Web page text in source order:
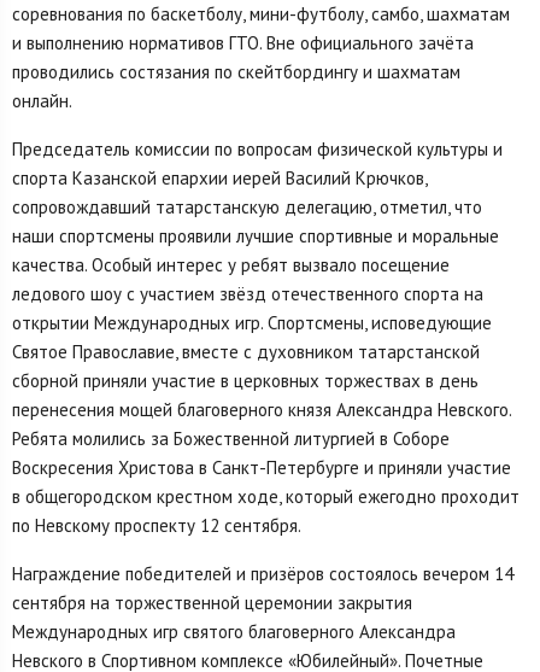
соревнования по баскетболу, мини-футболу, самбо, шахматам
и выполнению нормативов ГТО. Вне официального зачёта
проводились состязания по скейтбордингу и шахматам
онлайн.
Председатель комиссии по вопросам физической культуры и
спорта Казанской епархии иерей Василий Крючков,
сопровождавший татарстанскую делегацию, отметил, что
наши спортсмены проявили лучшие спортивные и моральные
качества. Особый интерес у ребят вызвало посещение
ледового шоу с участием звёзд отечественного спорта на
открытии Международных игр. Спортсмены, исповедующие
Святое Православие, вместе с духовником татарстанской
сборной приняли участие в церковных торжествах в день
перенесения мощей благоверного князя Александра Невского.
Ребята молились за Божественной литургией в Соборе
Воскресения Христова в Санкт-Петербурге и приняли участие
в общегородском крестном ходе, который ежегодно проходит
по Невскому проспекту 12 сентября.
Награждение победителей и призёров состоялось вечером 14
сентября на торжественной церемонии закрытия
Международных игр святого благоверного Александра
Невского в Спортивном комплексе «Юбилейный». Почетные